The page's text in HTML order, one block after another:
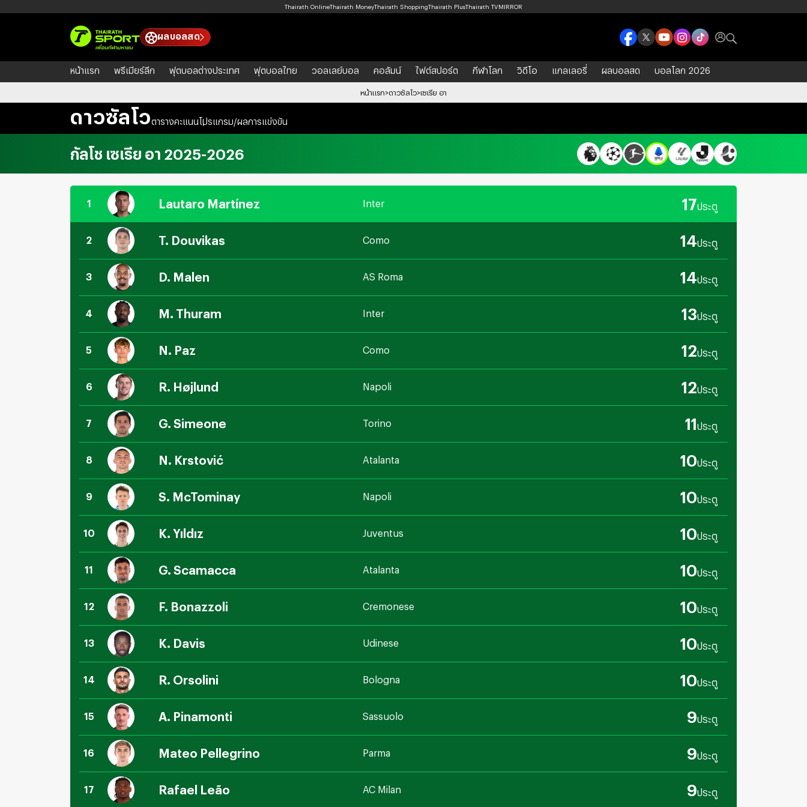
Thairath OnlineThairath MoneyThairath ShoppingThairath PlusThairath TVMIRROR
ผลบอลสด
หน้าแรก พรีเมียร์ลีก ฟุตบอลต่างประเทศ ฟุตบอลไทย วอลเลย์บอล คอลัมน์ ไฟต์สปอร์ต กีฬาโลก วิดีโอ แกลเลอรี่ ผลบอลสด บอลโลก 2026
เจลีก ลีกอื่นๆ ตารางคะแนน
หน้าแรก ดาวซัลโว เซเรีย อา
ดาวซัลโวตารางคะแนนโปรแกรม/ผลการแข่งขัน
กัลโช เซเรีย อา 2025-2026
1 Lautaro Martínez Inter 17ประตู
2 T. Douvikas Como 14ประตู
3 D. Malen AS Roma 14ประตู
4 M. Thuram Inter 13ประตู
5 N. Paz Como 12ประตู
6 R. Højlund Napoli 12ประตู
7 G. Simeone Torino 11ประตู
8 N. Krstović Atalanta 10ประตู
9 S. McTominay Napoli 10ประตู
10 K. Yıldız Juventus 10ประตู
11 G. Scamacca Atalanta 10ประตู
12 F. Bonazzoli Cremonese 10ประตู
13 K. Davis Udinese 10ประตู
14 R. Orsolini Bologna 10ประตู
15 A. Pinamonti Sassuolo 9ประตู
16 Mateo Pellegrino Parma 9ประตู
17 Rafael Leão AC Milan 9ประตู